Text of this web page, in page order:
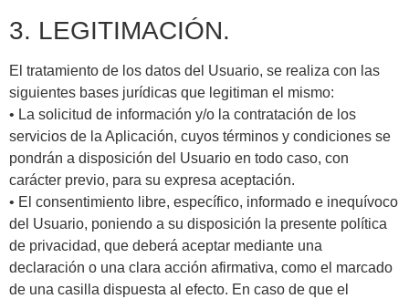
3. LEGITIMACIÓN.
El tratamiento de los datos del Usuario, se realiza con las
siguientes bases jurídicas que legitiman el mismo:
• La solicitud de información y/o la contratación de los
servicios de la Aplicación, cuyos términos y condiciones se
pondrán a disposición del Usuario en todo caso, con
carácter previo, para su expresa aceptación.
• El consentimiento libre, específico, informado e inequívoco
del Usuario, poniendo a su disposición la presente política
de privacidad, que deberá aceptar mediante una
declaración o una clara acción afirmativa, como el marcado
de una casilla dispuesta al efecto. En caso de que el